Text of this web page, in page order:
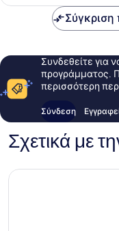
Συνδεθείτε για
προγράμματος.
περισσότερη
Σύνδεση
Σχετικά με